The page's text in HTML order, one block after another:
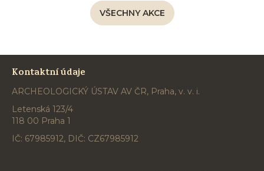
VŠECHNY AKCE
Kontaktní údaje
ARCHEOLOGICKÝ ÚSTAV AV ČR, Praha, v. v. i.
Letenská 123/4
118 00 Praha 1
IČ: 67985912, DIČ: CZ67985912